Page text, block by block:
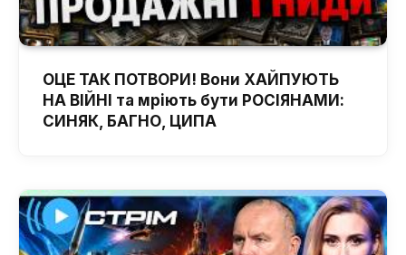
ОЦЕ ТАК ПОТВОРИ! Вони ХАЙПУЮТЬ
НА ВІЙНІ та мріють бути РОСІЯНАМИ:
СИНЯК, БАГНО, ЦИПА